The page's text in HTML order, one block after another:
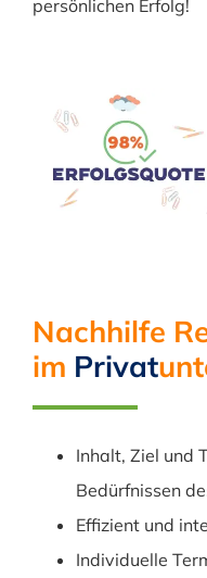
persönlichen Erfolg!
Nachhilfe
im Privat
Inhalt, Ziel und
Bedürfnissen
Effizient und
Individuelle